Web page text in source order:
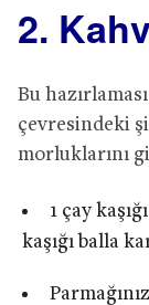
2.
Bu
çevresindeki
morluklarını
1 çay
kaşığı balla